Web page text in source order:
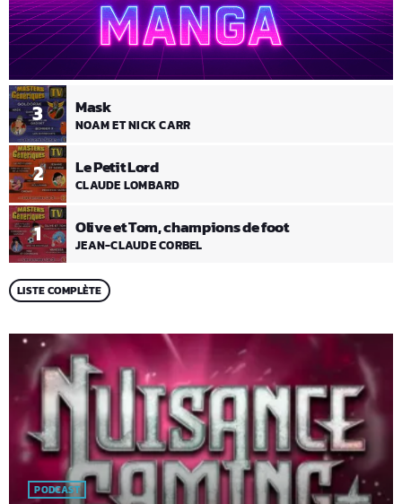
1 Olive et Tom, champions de foot
JEAN-CLAUDE CORBEL
2 Le Petit Lord
CLAUDE LOMBARD
3 Mask
NOAM ET NICK CARR
LISTE COMPLÈTE
PODCAST